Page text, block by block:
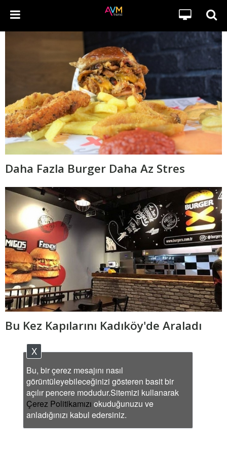
Daha Fazla Burger Daha Az Stres
Bu Kez Kapılarını Kadıköy'de Araladı
Bu, bir çerez mesajını nasıl
görüntüleyebileceğinizi gösteren basit bir
açılır pencere modudur.Sitemizi kullanarak
Çerez Politikamızı okuduğunuzu ve
anladığınızı kabul edersiniz.
X